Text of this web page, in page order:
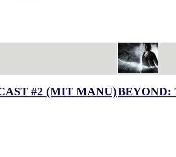
#2 (MIT MANU)BEYOND: